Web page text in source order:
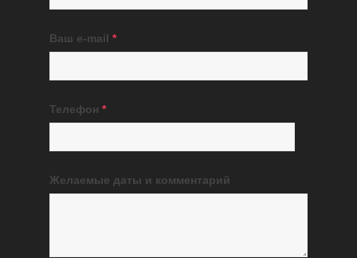
Ваш e-mail *
Телефон *
Желаемые даты и комментарий